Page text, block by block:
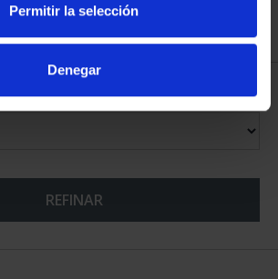
Permitir la selección
Denegar